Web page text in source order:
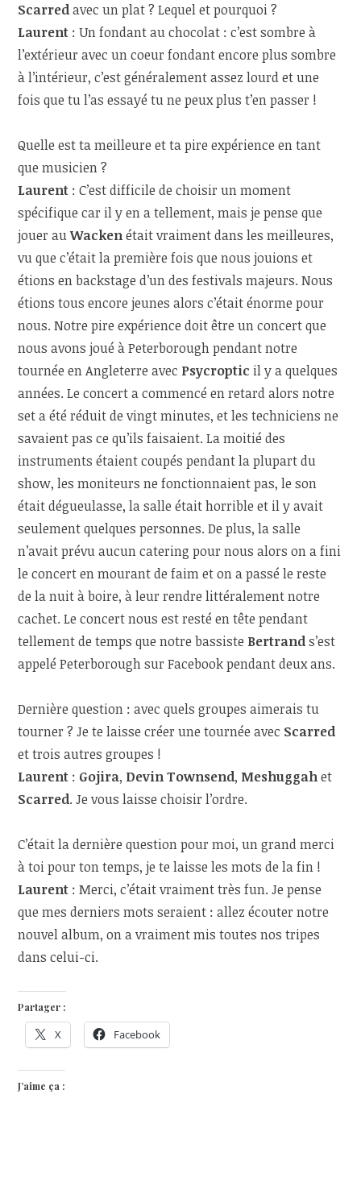
Scarredavec un plat ? Lequel et pourquoi ?
Laurent : Un fondant au chocolat : c’est sombre à
l’extérieur avec un coeur fondant encore plus sombre
à l’intérieur, c’est généralement assez lourd et une
fois que tu l’as essayé tu ne peux plus t’en passer !
Quelle est ta meilleure et ta pire expérience en tant
que musicien ?
Laurent : C’est difficile de choisir un moment
spécifique car il y en a tellement, mais je pense que
jouer auWackenétait vraiment dans les meilleures,
vu que c’était la première fois que nous jouions et
étions en backstage d’un des festivals majeurs. Nous
étions tous encore jeunes alors c’était énorme pour
nous. Notre pire expérience doit être un concert que
nous avons joué à Peterborough pendant notre
tournée en Angleterre avec Psycroptic il y a quelques
années. Le concert a commencé en retard alors notre
set a été réduit de vingt minutes, et les techniciens ne
savaient pas ce qu’ils faisaient. La moitié des
instruments étaient coupés pendant la plupart du
show, les moniteurs ne fonctionnaient pas, le son
était dégueulasse, la salle était horrible et il y avait
seulement quelques personnes. De plus, la salle
n’avait prévu aucun catering pour nous alors on a fini
le concert en mourant de faim et on a passé le reste
de la nuit à boire, à leur rendre littéralement notre
cachet. Le concert nous est resté en tête pendant
tellement de temps que notre bassiste Bertrands’est
appelé Peterborough sur Facebook pendant deux ans.
Dernière question : avec quels groupes aimerais tu
tourner ? Je te laisse créer une tournée avec Scarred
et trois autres groupes !
Laurent : Gojira, Devin Townsend, Meshuggahet
Scarred. Je vous laisse choisir l’ordre.
C’était la dernière question pour moi, un grand merci
à toi pour ton temps, je te laisse les mots de la fin !
Laurent : Merci, c’était vraiment très fun. Je pense
que mes derniers mots seraient : allez écouter notre
nouvel album, on a vraiment mis toutes nos tripes
dans celui-ci.
Partager :
X Facebook
J’aime ça :